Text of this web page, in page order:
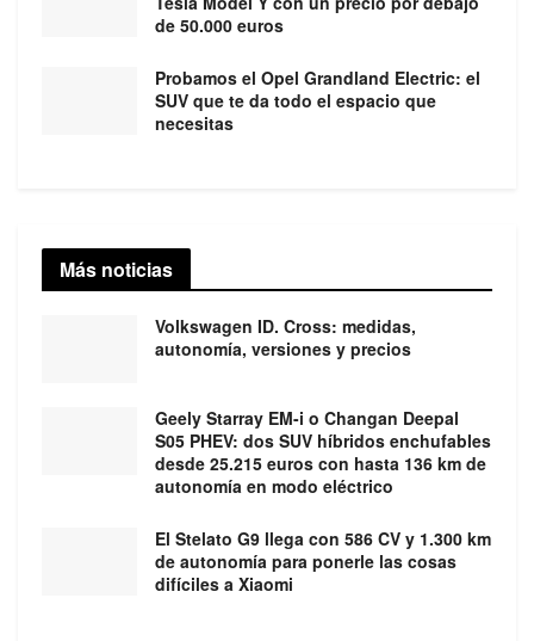
de 50.000 euros
Probamos el Opel Grandland Electric: el
SUV que te da todo el espacio que
necesitas
Más noticias
Volkswagen ID. Cross: medidas,
autonomía, versiones y precios
Geely Starray EM-i o Changan Deepal
S05 PHEV: dos SUV híbridos enchufables
desde 25.215 euros con hasta 136 km de
autonomía en modo eléctrico
El Stelato G9 llega con 586 CV y 1.300 km
de autonomía para ponerle las cosas
difíciles a Xiaomi